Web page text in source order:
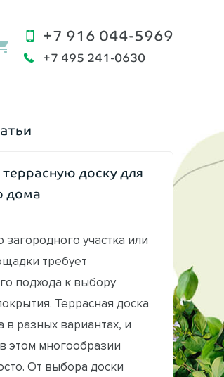
+7 916 044-5969
+7 495 241-0630
доску для
дома
загородного участка или
требует
подхода к выбору
Террасная доска
в разных вариантах, и
этом многообразии
От выбора доски